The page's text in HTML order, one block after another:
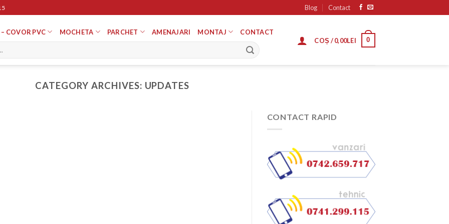
Blog Contact
COVOR PVC MOCHETA PARCHET AMENAJARI MONTAJ
CONTACT
COȘ /0,00LEI 0
CATEGORY ARCHIVES: UPDATES
CONTACT RAPID